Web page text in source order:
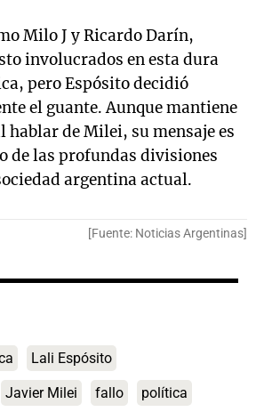
Milo J y Ricardo Darín,
involucrados en esta dura
pero Espósito decidió
el guante. Aunque mantiene
hablar de Milei, su mensaje es
de las profundas divisiones
argentina actual.
[Fuente: Noticias Argentinas]
Lali Espósito
Javier Milei fallo política